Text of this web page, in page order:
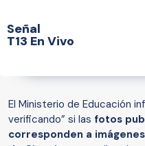
Señal
T13 En Vivo
El Ministerio de Educación
verificando” si las fotos
corresponden a